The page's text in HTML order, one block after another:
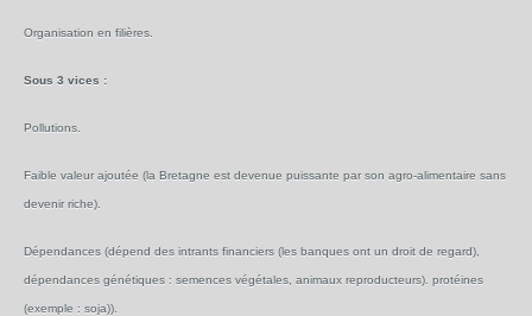
Organisation en filières.
Sous 3 vices :
Pollutions.
Faible valeur ajoutée (la Bretagne est devenue puissante par son agro-alimentaire sans
devenir riche).
Dépendances (dépend des intrants financiers (les banques ont un droit de regard),
dépendances génétiques : semences végétales, animaux reproducteurs). protéines
(exemple : soja)).